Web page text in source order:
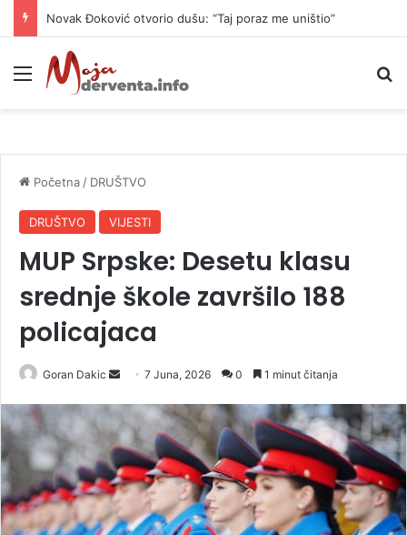
Novak Đoković otvorio dušu: “Taj poraz me uništio”
Meni
Početna / DRUŠTVO
DRUŠTVO VIJESTI
MUP Srpske: Desetu klasu
srednje škole završilo 188
policajaca
Goran Dakic
a
n
e
m
7 Juna, 2026 0 1 minut čitanja